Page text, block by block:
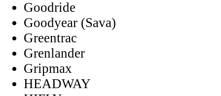
Goodride
Goodyear (Sava)
Greentrac
Grenlander
Gripmax
HEADWAY